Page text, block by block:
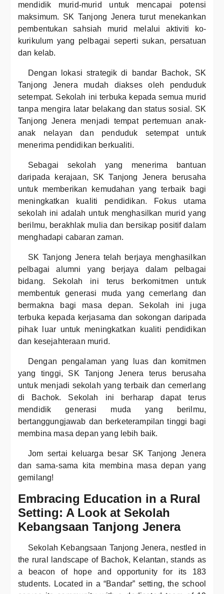
mendidik murid-murid untuk mencapai potensi
maksimum. SK Tanjong Jenera turut menekankan
pembentukan sahsiah murid melalui aktiviti ko-
kurikulum yang pelbagai seperti sukan, persatuan
dan kelab.
Dengan lokasi strategik di bandar Bachok, SK
Tanjong Jenera mudah diakses oleh penduduk
setempat. Sekolah ini terbuka kepada semua murid
tanpa mengira latar belakang dan status sosial. SK
Tanjong Jenera menjadi tempat pertemuan anak-
anak nelayan dan penduduk setempat untuk
menerima pendidikan berkualiti.
Sebagai sekolah yang menerima bantuan
daripada kerajaan, SK Tanjong Jenera berusaha
untuk memberikan kemudahan yang terbaik bagi
meningkatkan kualiti pendidikan. Fokus utama
sekolah ini adalah untuk menghasilkan murid yang
berilmu, berakhlak mulia dan bersikap positif dalam
menghadapi cabaran zaman.
SK Tanjong Jenera telah berjaya menghasilkan
pelbagai alumni yang berjaya dalam pelbagai
bidang. Sekolah ini terus berkomitmen untuk
membentuk generasi muda yang cemerlang dan
bermakna bagi masa depan. Sekolah ini juga
terbuka kepada kerjasama dan sokongan daripada
pihak luar untuk meningkatkan kualiti pendidikan
dan kesejahteraan murid.
Dengan pengalaman yang luas dan komitmen
yang tinggi, SK Tanjong Jenera terus berusaha
untuk menjadi sekolah yang terbaik dan cemerlang
di Bachok. Sekolah ini berharap dapat terus
mendidik generasi muda yang berilmu,
bertanggungjawab dan berketerampilan tinggi bagi
membina masa depan yang lebih baik.
Jom sertai keluarga besar SK Tanjong Jenera
dan sama-sama kita membina masa depan yang
gemilang!
Embracing Education in a Rural
Setting: A Look at Sekolah
Kebangsaan Tanjong Jenera
Sekolah Kebangsaan Tanjong Jenera, nestled in
the rural landscape of Bachok, Kelantan, stands as
a beacon of hope and opportunity for its 183
students. Located in a “Bandar” setting, the school